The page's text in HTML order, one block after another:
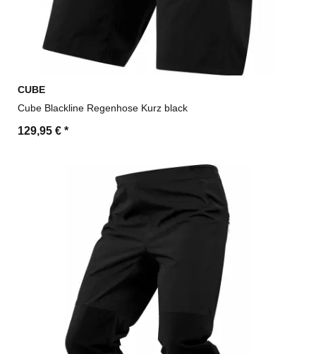
CUBE
Cube Blackline Regenhose Kurz black
129,95 € *